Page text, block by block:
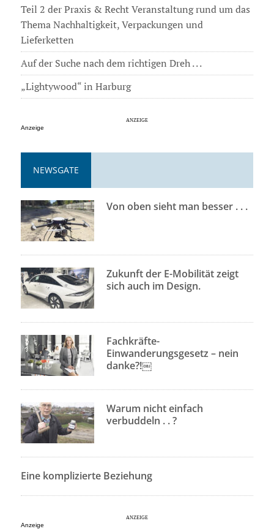
Teil 2 der Praxis & Recht Veranstaltung rund um das
Thema Nachhaltigkeit, Verpackungen und
Lieferketten
Auf der Suche nach dem richtigen Dreh . . .
„Lightywood“ in Harburg
Anzeige
NEWSGATE
Von oben sieht man besser . . .
Zukunft der E-Mobilität zeigt
sich auch im Design.
Fachkräfte-
Einwanderungsgesetz – nein
danke?!￼
Warum nicht einfach
verbuddeln . . ?
Eine komplizierte Beziehung
Anzeige